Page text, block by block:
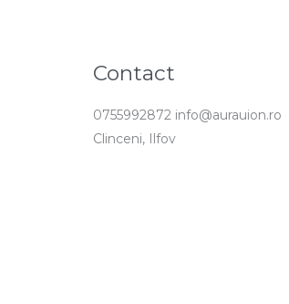
Contact
0755992872 info@aurauion.ro
Clinceni, Ilfov